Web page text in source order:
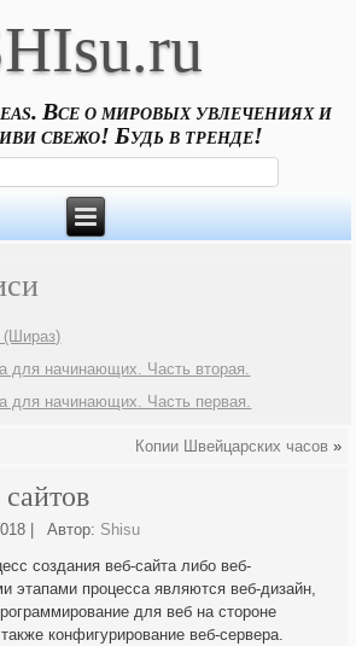
Все о мировых увлечениях и
свежо! Будь в тренде!
(Шираз)
для начинающих. Часть вторая.
для начинающих. Часть первая.
Копии Швейцарских часов»
Автор: Shisu
создания веб-сайта либо веб-
этапами процесса являются веб-дизайн,
для веб на стороне
конфигурирование веб-сервера.